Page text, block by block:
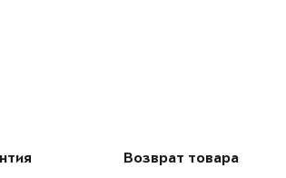
Возврат товара